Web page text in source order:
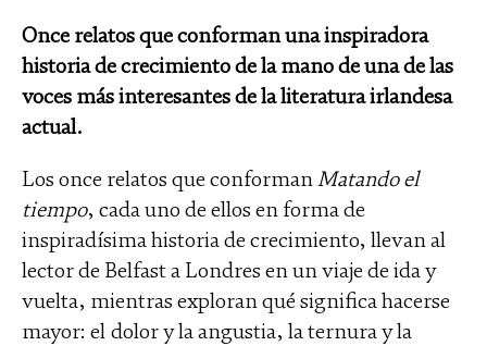
Once relatos que conforman una inspiradora
historia de crecimiento de la mano de una de las
voces más interesantes de la literatura irlandesa
actual.
Los once relatos que conformanMatando el
tiempo, cada uno de ellos en forma de
inspiradísima historia de crecimiento, llevan al
lector de Belfast a Londres en un viaje de ida y
vuelta, mientras exploran qué significa hacerse
mayor: el dolor y la angustia, la ternura y la